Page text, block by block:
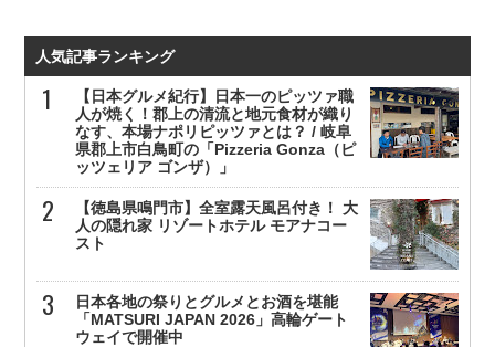
人気記事ランキング
【日本グルメ紀行】日本一のピッツァ職
人が焼く！郡上の清流と地元食材が織り
なす、本場ナポリピッツァとは？ / 岐阜
県郡上市白鳥町の「Pizzeria Gonza（ピ
ッツェリア ゴンザ）」
【徳島県鳴門市】全室露天風呂付き！ 大
人の隠れ家 リゾートホテル モアナコー
スト
日本各地の祭りとグルメとお酒を堪能
「MATSURI JAPAN 2026」高輪ゲート
ウェイで開催中